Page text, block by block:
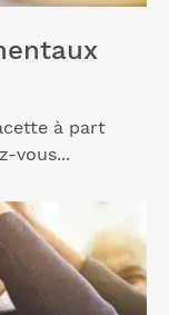
à part
vous...
ses